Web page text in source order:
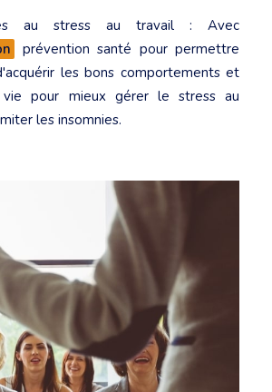
les au stress au travail : Avec
prévention santé pour permettre
les bons comportements et
pour mieux gérer le stress au
les insomnies.